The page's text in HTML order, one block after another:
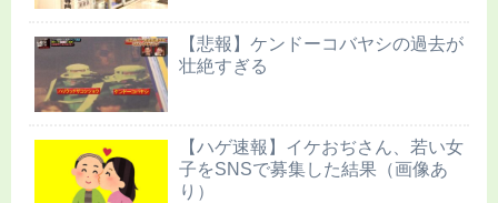
【悲報】ケンドーコバヤシの過去が
壮絶すぎる
【ハゲ速報】イケおぢさん、若い女
子をSNSで募集した結果（画像あ
り）